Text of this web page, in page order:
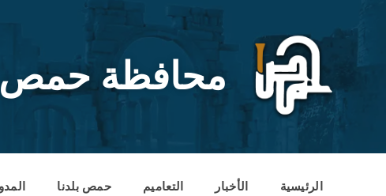
content
محافظة حمص
الرئيسية الأخبار التعاميم حمص بلدنا